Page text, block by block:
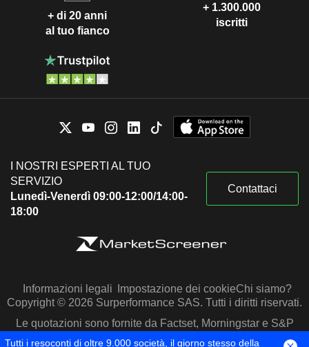
+ di 20 anni
al tuo fianco
+ 1.300.000
iscritti
I NOSTRI ESPERTI AL TUO
SERVIZIO
Lunedì-Venerdì 09:00-12:00/14:00-
18:00
Contattaci
Informazioni legali Impostazione dei cookieChi siamo?
Copyright © 2026 Surperformance SAS. Tutti i diritti riservati.
Le quotazioni sono fornite da Factset, Morningstar e S&P
Capital IQ
Tutti i resoconti di oltre 9.000 società, il giorno stesso della